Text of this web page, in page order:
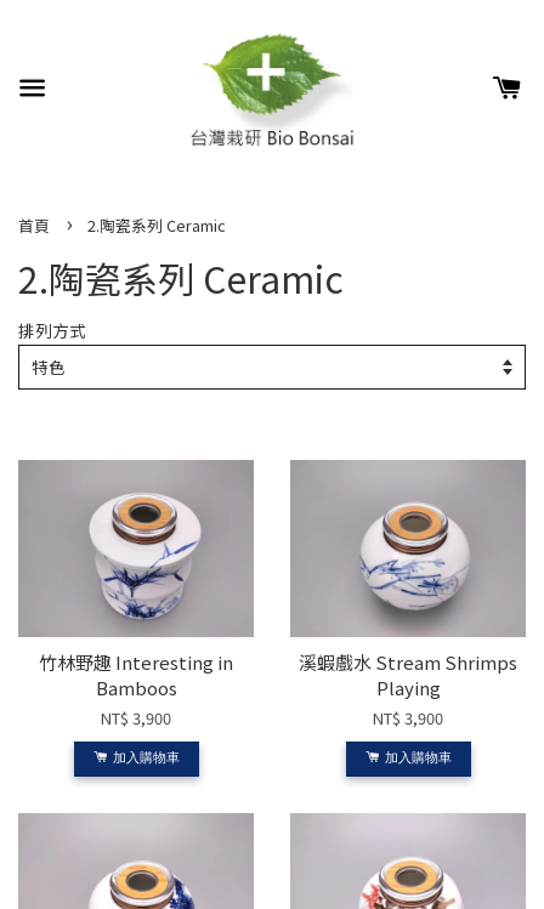
首頁 › 2.陶瓷系列 Ceramic
2.陶瓷系列 Ceramic
排列方式
竹林野趣 Interesting in
Bamboos
NT$ 3,900
加入購物車
溪蝦戲水 Stream Shrimps
Playing
NT$ 3,900
加入購物車